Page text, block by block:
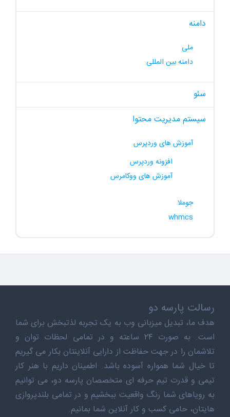
دامنه
ملی
دامنه بین المللی
سئو
سیستم مدیریت محتوا
آموزش های وردپرس
افزونه وردپرس
آموزش های ووکامرس
جوملا
whmcs
رسالت پارسه دو
هدف ما، تبدیل میزبانی وب به یک تجربه لذتبخش برای شما
است. به صورت ۲۴ ساعته و در تمامی لحظات توان و
تلاشمان را در جهت حفاظت از دارایی آنلاینتان بکار می گیریم
تا خیال شما همواره آسوده باشد. اطمینان داریم با هنر کار
تیمی و قدرت تیم حرفه ای متخصصان پارسه دو، می توانیم
به رویاهای شما رنگ واقعیت ببخشیم و در تمامی بلندپروازی
هایتان، حامی کسب و کار آنلاین شما بمانیم.